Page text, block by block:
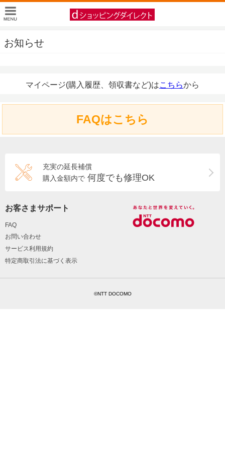
お知らせ
マイページ(購入履歴、領収書など)はこちらから
FAQはこちら
充実の延長補償
購入金額内で 何度でも修理OK
お客さまサポート
FAQ
お問い合わせ
サービス利用規約
特定商取引法に基づく表示
©NTT DOCOMO